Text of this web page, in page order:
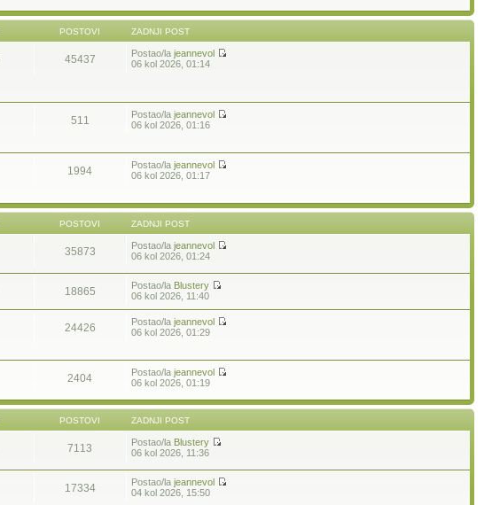
POSTOVI ZADNJI POST
45437 Postao/lajeannevol
06 kol 2026, 01:14
511 Postao/lajeannevol
06 kol 2026, 01:16
1994 Postao/lajeannevol
06 kol 2026, 01:17
POSTOVI ZADNJI POST
35873 Postao/lajeannevol
06 kol 2026, 01:24
18865 Postao/la Blustery
06 kol 2026, 11:40
24426 Postao/lajeannevol
06 kol 2026, 01:29
2404 Postao/lajeannevol
06 kol 2026, 01:19
POSTOVI ZADNJI POST
7113 Postao/la Blustery
06 kol 2026, 11:36
17334 Postao/lajeannevol
04 kol 2026, 15:50